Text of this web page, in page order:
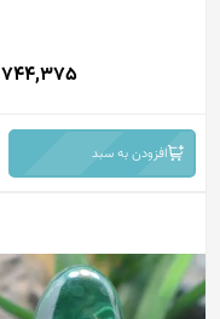
744,375
افزودن به سبد